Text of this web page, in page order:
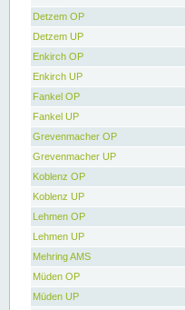
Detzem OP
Detzem UP
Enkirch OP
Enkirch UP
Fankel OP
Fankel UP
Grevenmacher OP
Grevenmacher UP
Koblenz OP
Koblenz UP
Lehmen OP
Lehmen UP
Mehring AMS
Müden OP
Müden UP